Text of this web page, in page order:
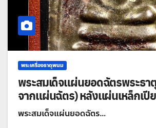
พระเครื่องธาตุพนม
พระสมเด็จแผ่นยอดฉัตรพระธาตุพ
จากแผ่นฉัตร) หลังแผ่นเหล็กเปี
พระสมเด็จแผ่นยอดฉัตร…